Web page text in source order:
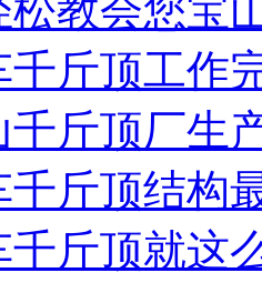
松教会您宝
千斤顶工作
千斤顶厂生
千斤顶结构
千斤顶就这